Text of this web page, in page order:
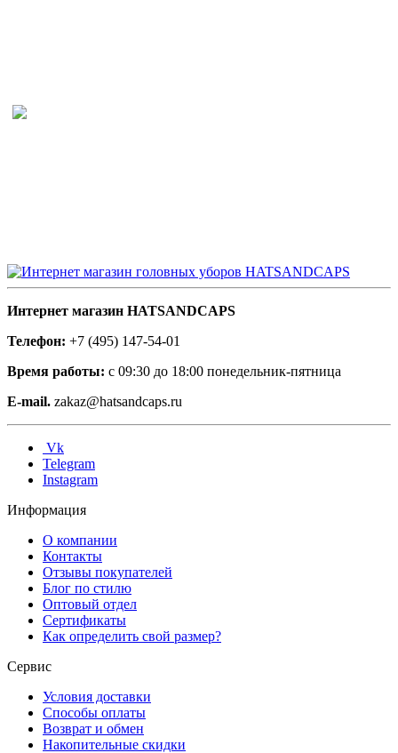
Интернет магазин HATSANDCAPS
Телефон: +7 (495) 147-54-01
Время работы: с 09:30 до 18:00 понедельник-пятница
E-mail. zakaz@hatsandcaps.ru
Vk
Telegram
Instagram
Информация
О компании
Контакты
Отзывы покупателей
Блог по стилю
Оптовый отдел
Сертификаты
Как определить свой размер?
Сервис
Условия доставки
Способы оплаты
Возврат и обмен
Накопительные скидки